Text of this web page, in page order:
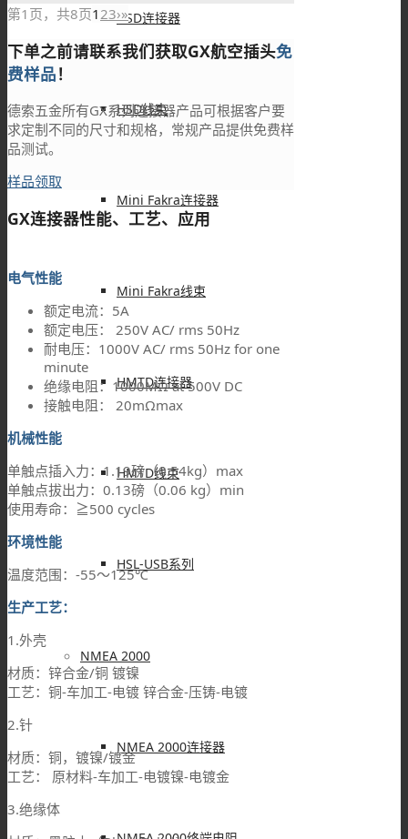
HSD连接器
HSD线束
Mini Fakra连接器
Mini Fakra线束
HMTD连接器
HMTD线束
HSL-USB系列
NMEA 2000
NMEA 2000连接器
第1页，共8页123›»
下单之前请联系我们获取GX航空插头免
费样品！
德索五金所有GX系列连接器产品可根据客户要
求定制不同的尺寸和规格，常规产品提供免费样
品测试。
样品领取
GX连接器性能、工艺、应用
电气性能
额定电流：5A
额定电压： 250V AC/ rms 50Hz
耐电压：1000V AC/ rms 50Hz for one
minute
绝缘电阻：1000MΩ at 500V DC
接触电阻： 20mΩmax
机械性能
单触点插入力：1.19磅（0.54kg）max
单触点拔出力：0.13磅（0.06 kg）min
使用寿命：≧500 cycles
环境性能
温度范围：-55～125℃
生产工艺：
1.外壳
材质：锌合金/铜 镀镍
工艺：铜-车加工-电镀 锌合金-压铸-电镀
2.针
材质：铜，镀镍/镀金
工艺： 原材料-车加工-电镀镍-电镀金
3.绝缘体